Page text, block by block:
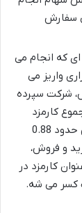
تونی سفارش
که انجام می
واریز می
شرکت سپرده
کارمزد
خرید حدود 0.37 درصد و مجموع کارمزد فروش حدود 0.88
و فروش،
عنوان کارمزد در
کسر می شه.